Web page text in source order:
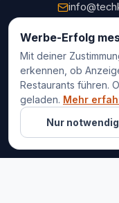
Restaurants
Restaurantauswahl
Für Unternehmen
Kontakt
© 2025
Werbe-Erfolg
Mit deiner
erkennen, ob
Restaurants führen.
geladen. Mehr
Nur